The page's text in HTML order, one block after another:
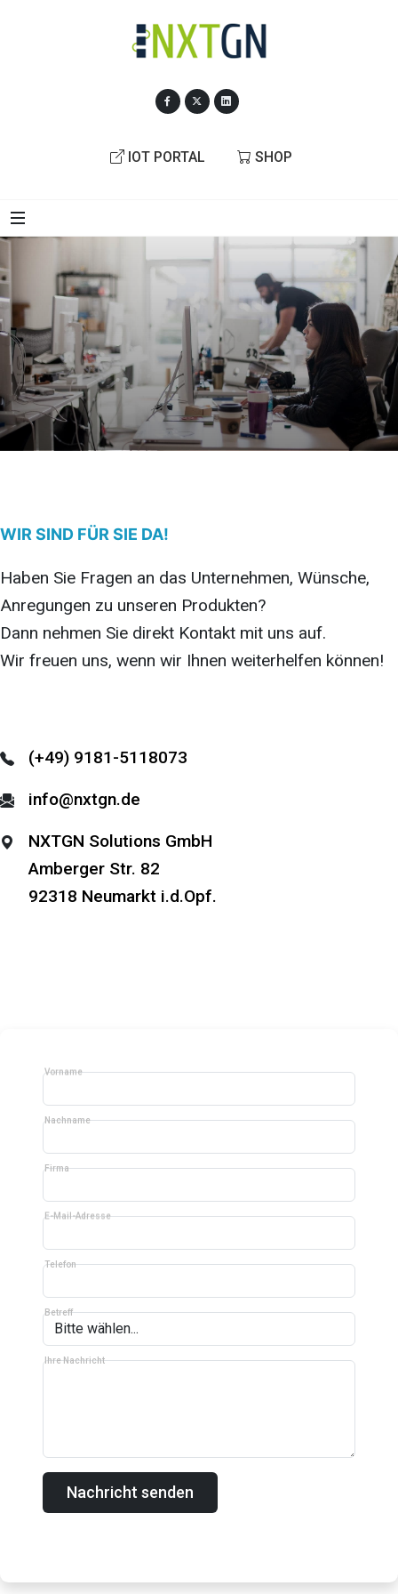
IOT PORTAL SHOP
WIR SIND FÜR SIE DA!
Haben Sie Fragen an das Unternehmen, Wünsche,
Anregungen zu unseren Produkten?
Dann nehmen Sie direkt Kontakt mit uns auf.
Wir freuen uns, wenn wir Ihnen weiterhelfen können!
(+49) 9181-5118073
info@nxtgn.de
NXTGN Solutions GmbH
Amberger Str. 82
92318 Neumarkt i.d.Opf.
Vorname
Nachname
Firma
E-Mail-Adresse
Telefon
Betreff
Ihre Nachricht
Nachricht senden